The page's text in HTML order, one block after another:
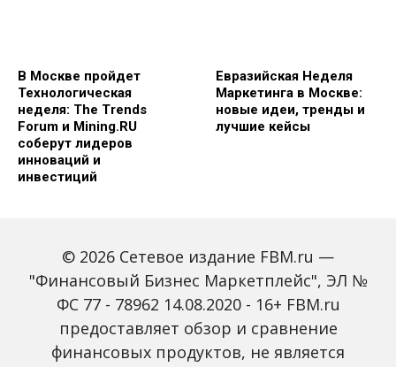
В Москве пройдет
Технологическая
неделя: The Trends
Forum и Mining.RU
соберут лидеров
инноваций и
инвестиций
Евразийская Неделя
Маркетинга в Москве:
новые идеи, тренды и
лучшие кейсы
Global Tech Forum: как
ИИ меняет бизнес и
4.0 меняет правила
© 2026 Сетевое издание FBM.ru —
"Финансовый Бизнес Маркетплейс", ЭЛ №
ФС 77 - 78962 14.08.2020 - 16+ FBM.ru
предоставляет обзор и сравнение
финансовых продуктов, не является